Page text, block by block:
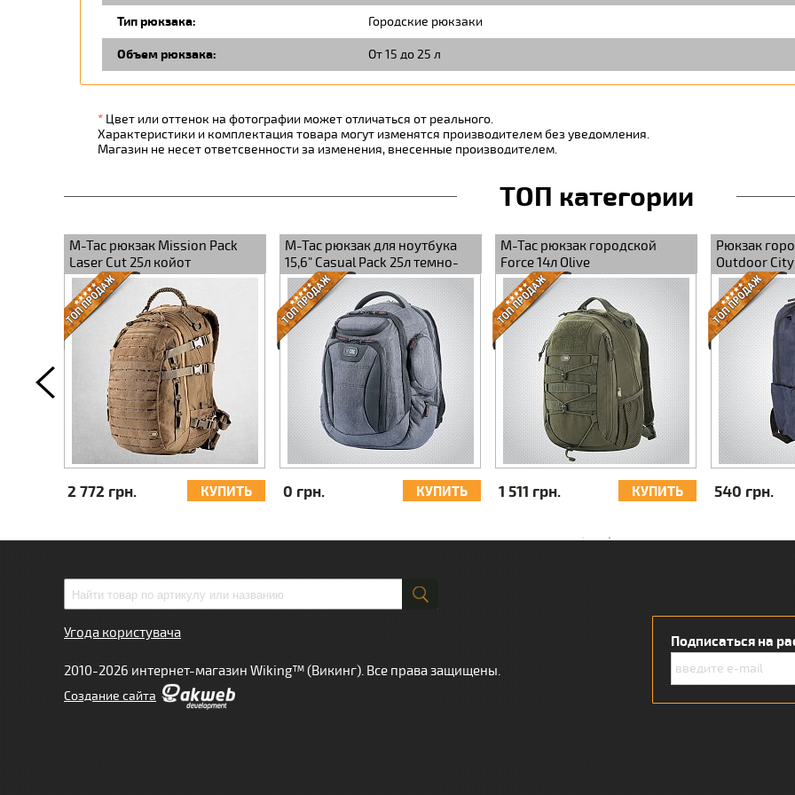
Тип рюкзака: Городские рюкзаки
Объем рюкзака: От 15 до 25 л
* Цвет или оттенок на фотографии может отличаться от реального.
Характеристики и комплектация товара могут изменятся производителем без уведомления.
Магазин не несет ответсвенности за изменения, внесенные производителем.
ТОП категории
M-Tac рюкзак Mission Pack
Laser Cut 25л койот
2 772 грн. КУПИТЬ
M-Tac рюкзак для ноутбука
15,6" Casual Pack 25л темно-
серый
0 грн. КУПИТЬ
M-Tac рюкзак городской
Force 14л Olive
1 511 грн. КУПИТЬ
Рюкзак
Outdoor City
Dark Blue
540 грн.
Подписаться на
Угода користувача
2010-2026 интернет-магазин Wiking™ (Викинг). Все права защищены.
Cоздание сайта